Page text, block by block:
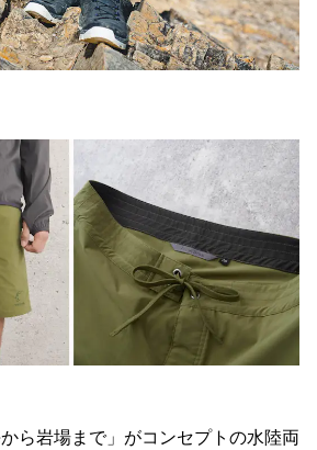
ら岩場まで」がコンセプトの水陸両